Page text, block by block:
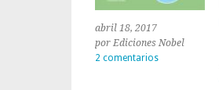
abril 18, 2017
por Ediciones Nobel
2 comentarios